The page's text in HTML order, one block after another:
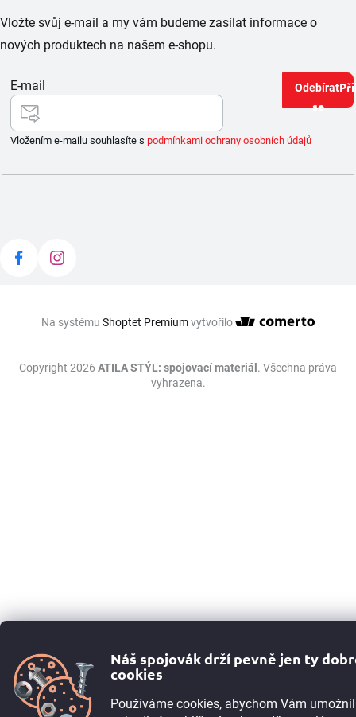
Náš spojovák drží pevně jen ty
cookies
Používáme cookies, abychom Vám
Vložte svůj e-mail a my vám budeme zasílat informace o
nových produktech na našem e-shopu.
E-mail
Vložením e-mailu souhlasíte s podmínkami ochrany osobních údajů
se
Na systému Shoptet Premiumvytvořilo
Copyright 2026 ATILA STÝL: spojovací materiál . Všechna práva
vyhrazena.